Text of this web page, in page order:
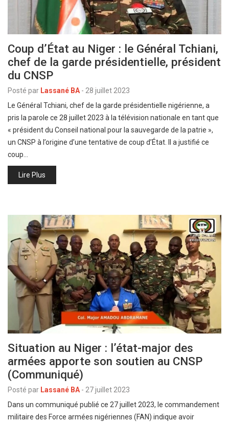
Coup d’État au Niger : le Général Tchiani,
chef de la garde présidentielle, président
du CNSP
Posté par Lassané BA - 28 juillet 2023
Le Général Tchiani, chef de la garde présidentielle nigérienne, a
pris la parole ce 28 juillet 2023 à la télévision nationale en tant que
« président du Conseil national pour la sauvegarde de la patrie »,
un CNSP à l’origine d’une tentative de coup d’État. Il a justifié ce
coup…
Lire Plus
Situation au Niger : l’état-major des
armées apporte son soutien au CNSP
(Communiqué)
Posté par Lassané BA - 27 juillet 2023
Dans un communiqué publié ce 27 juillet 2023, le commandement
militaire des Force armées nigériennes (FAN) indique avoir